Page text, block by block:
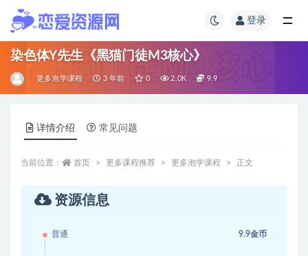
登录
染色体Y先生《黑猫门徒M3核心》
更多泡学课程 3 年前 0 2.0K 9.9
详情介绍 常见问题
当前位置： 首页 更多课程推荐 更多泡学课程 正文
资源信息
普通 9.9金币